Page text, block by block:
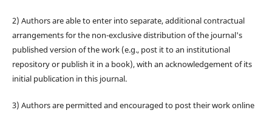
2) Authors are able to enter into separate, additional contractual
arrangements for the non-exclusive distribution of the journal's
published version of the work (e.g., post it to an institutional
repository or publish it in a book), with an acknowledgement of its
initial publication in this journal.
3) Authors are permitted and encouraged to post their work online